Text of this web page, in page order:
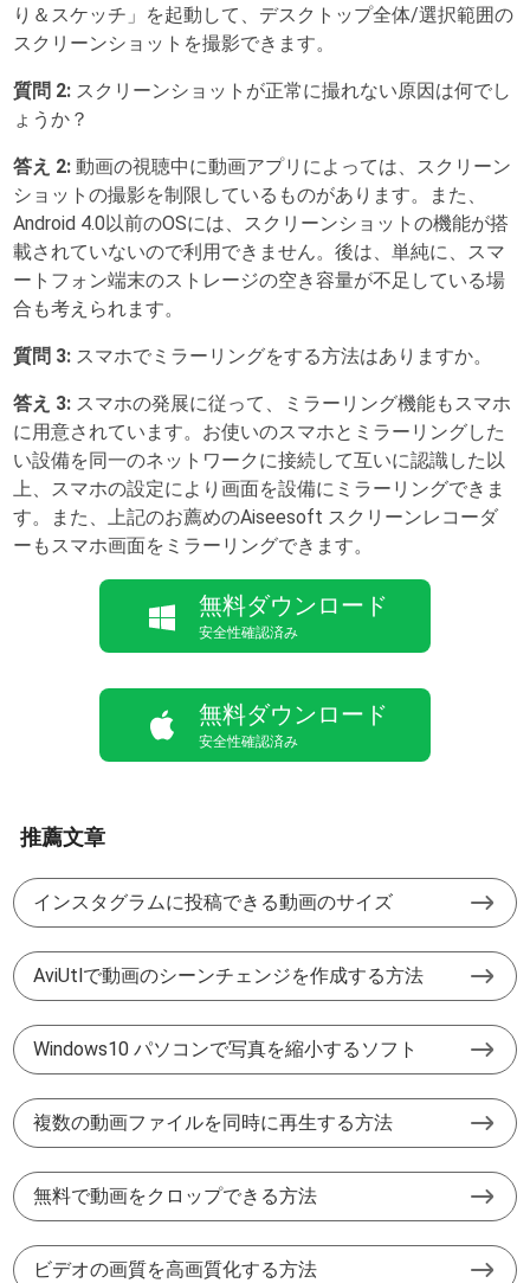
り＆スケッチ」を起動して、デスクトップ全体/選択範囲の
スクリーンショットを撮影できます。
質問 2: スクリーンショットが正常に撮れない原因は何でし
ょうか？
答え 2: 動画の視聴中に動画アプリによっては、スクリーン
ショットの撮影を制限しているものがあります。また、
Android 4.0以前のOSには、スクリーンショットの機能が搭
載されていないので利用できません。後は、単純に、スマ
ートフォン端末のストレージの空き容量が不足している場
合も考えられます。
質問 3: スマホでミラーリングをする方法はありますか。
答え 3: スマホの発展に従って、ミラーリング機能もスマホ
に用意されています。お使いのスマホとミラーリングした
い設備を同一のネットワークに接続して互いに認識した以
上、スマホの設定により画面を設備にミラーリングできま
す。また、上記のお薦めのAiseesoft スクリーンレコーダ
ーもスマホ画面をミラーリングできます。
無料ダウンロード
安全性確認済み
無料ダウンロード
安全性確認済み
推薦文章
インスタグラムに投稿できる動画のサイズ
AviUtlで動画のシーンチェンジを作成する方法
Windows10 パソコンで写真を縮小するソフト
複数の動画ファイルを同時に再生する方法
無料で動画をクロップできる方法
ビデオの画質を高画質化する方法